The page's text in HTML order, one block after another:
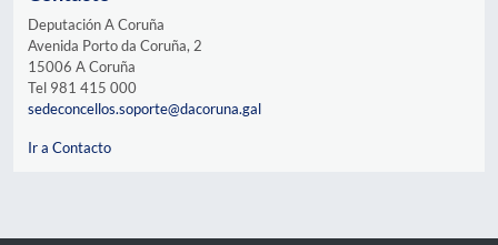
Deputación A Coruña
Avenida Porto da Coruña, 2
15006 A Coruña
Tel 981 415 000
sedeconcellos.soporte@dacoruna.gal
Ir a Contacto